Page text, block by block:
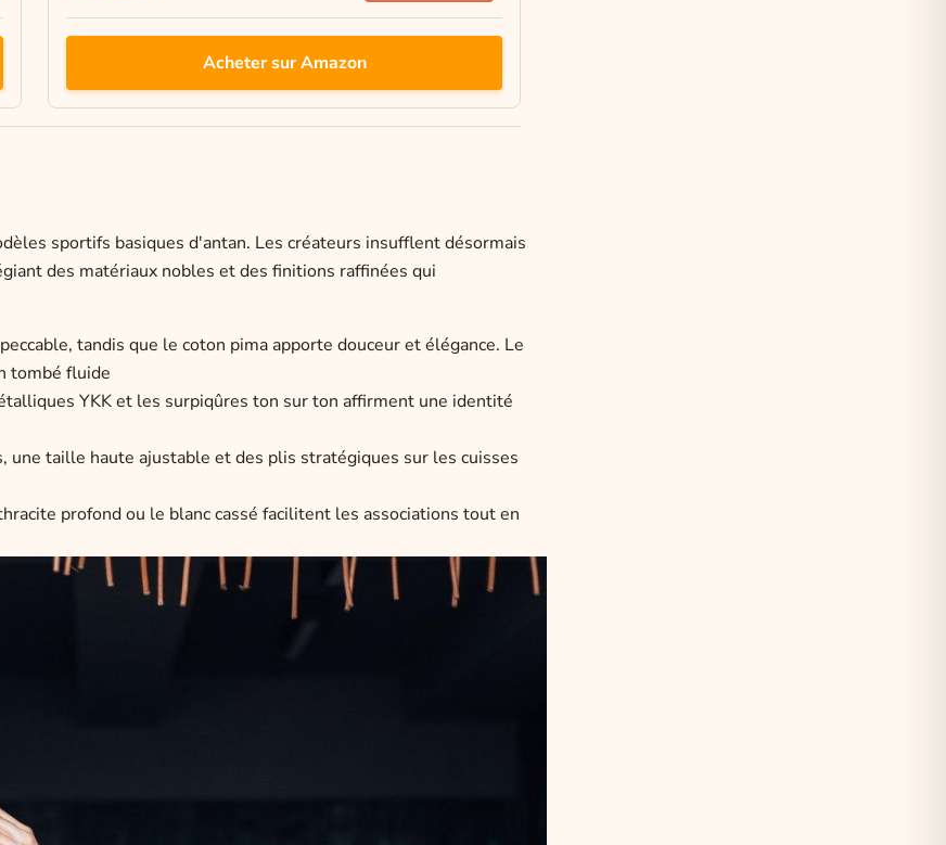
Acheter sur Amazon
sportifs basiques d'antan. Les créateurs insufflent désormais
des matériaux nobles et des finitions raffinées qui
tandis que le coton pima apporte douceur et élégance. Le
tombé fluide
YKK et les surpiqûres ton sur ton affirment une identité
une taille haute ajustable et des plis stratégiques sur les cuisses
profond ou le blanc cassé facilitent les associations tout en